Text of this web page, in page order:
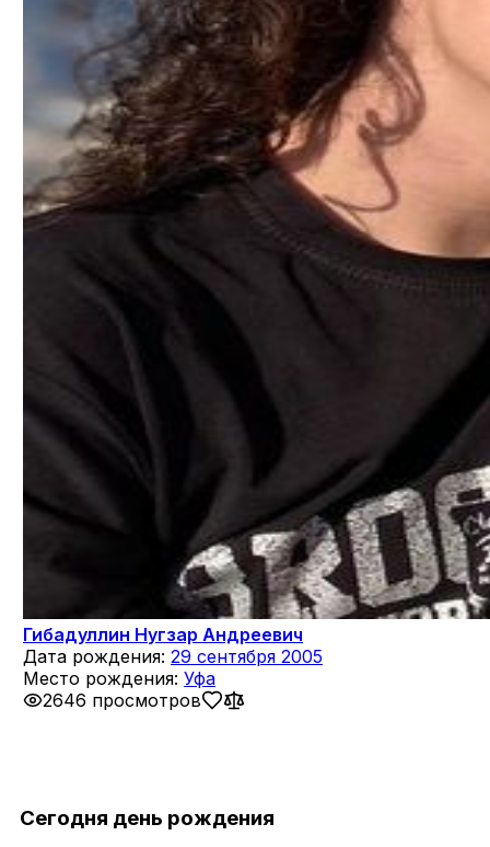
Гибадуллин Нугзар Андреевич
Дата рождения: 29 сентября 2005
Место рождения: Уфа
2646 просмотров
Сегодня день рождения